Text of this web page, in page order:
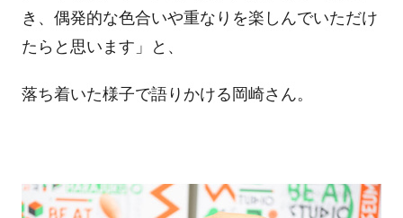
き、偶発的な色合いや重なりを楽しんでいただけ
たらと思います」と、
落ち着いた様子で語りかける岡崎さん。